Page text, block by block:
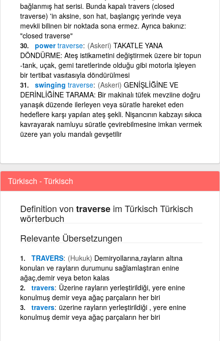
bağlanmış hat serisi. Bunda kapalı travers (closed
traverse) 'in aksine, son hat, başlangıç yerinde veya
mevkii bilinen bir noktada sona ermez. Ayrıca bakınız:
"closed traverse"
powertraverse (Askeri) TAKATLE YANA
DÖNDÜRME: Ateş istikametini değiştirmek üzere bir topun
-tank, uçak, gemi taretlerinde olduğu gibi motorla işleyen
bir tertibat vasıtasıyla döndürülmesi
swinging traverse (Askeri) GENİŞLİĞİNE VE
DERİNLİĞİNE TARAMA: Bir makinalı tüfek mevziine doğru
yanaşık düzende ilerleyen veya süratle hareket eden
hedeflere karşı yapılan ateş şekli. Nişancının kabzayı sıkıca
kavrayarak namluyu süratle çevirebilmesine imkan vermek
üzere yan yolu mandalı gevşetilir
Türkisch - Türkisch
Definition von traverse im Türkisch Türkisch
wörterbuch
Relevante Übersetzungen
TRAVERS (Hukuk) Demiryollarına,rayların altına
konulan ve rayların durumunu sağlamlaştıran enine
ağaç,demir veya beton kalas
travers Üzerine rayların yerleştirildiği, yere enine
konulmuş demir veya ağaç parçaların her biri
travers üzerine rayların yerleştirildiği , yere enine
konulmuş demir veya ağaç parçaların her biri